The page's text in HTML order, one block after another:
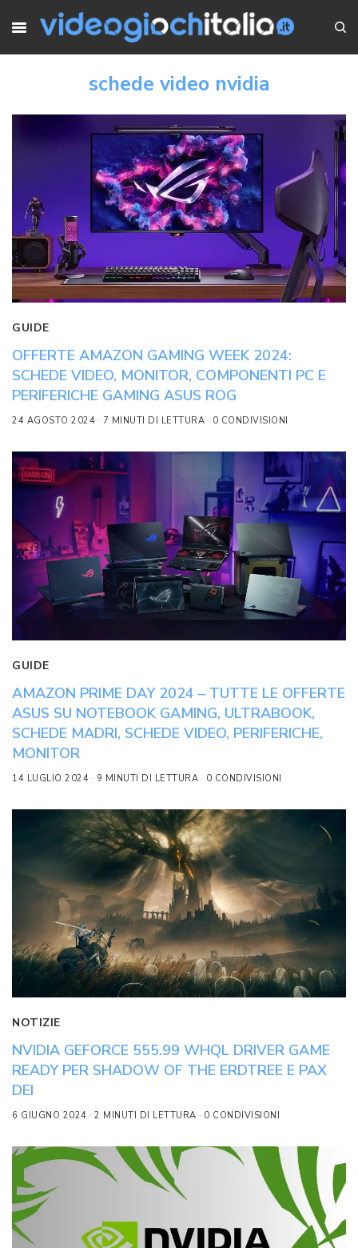
schede video nvidia
GUIDE
OFFERTE AMAZON GAMING WEEK 2024:
SCHEDE VIDEO, MONITOR, COMPONENTI PC E
PERIFERICHE GAMING ASUS ROG
24 AGOSTO 2024 7 MINUTI DI LETTURA 0 CONDIVISIONI
GUIDE
AMAZON PRIME DAY 2024 – TUTTE LE OFFERTE
ASUS SU NOTEBOOK GAMING, ULTRABOOK,
SCHEDE MADRI, SCHEDE VIDEO, PERIFERICHE,
MONITOR
14 LUGLIO 2024 9 MINUTI DI LETTURA 0 CONDIVISIONI
NOTIZIE
NVIDIA GEFORCE 555.99 WHQL DRIVER GAME
READY PER SHADOW OF THE ERDTREE E PAX
DEI
6 GIUGNO 2024 2 MINUTI DI LETTURA 0 CONDIVISIONI